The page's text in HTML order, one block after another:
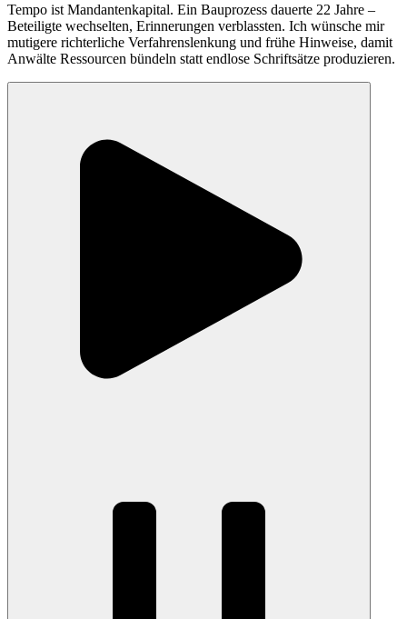
Tempo ist Mandantenkapital. Ein Bauprozess dauerte 22 Jahre –
Beteiligte wechselten, Erinnerungen verblassten. Ich wünsche mir
mutigere richterliche Verfahrenslenkung und frühe Hinweise, damit
Anwälte Ressourcen bündeln statt endlose Schriftsätze produzieren.